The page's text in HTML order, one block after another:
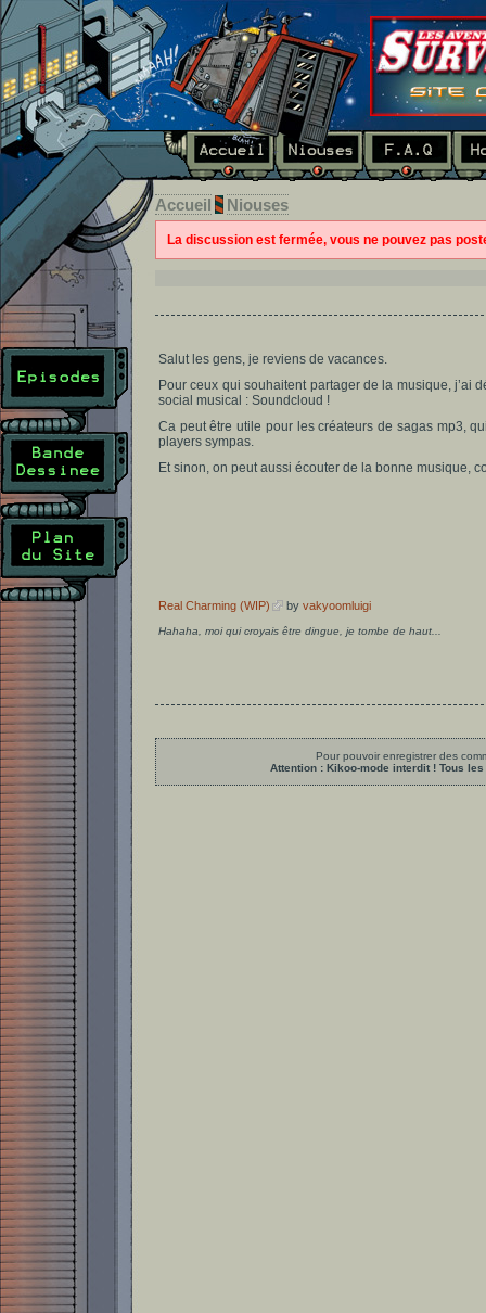
Accueil Niouses
La discussion est fermée, vous ne pouvez pas
Salut les gens, je reviens de vacances.
Pour ceux qui souhaitent partager de la musique, j’ai
social musical : Soundcloud !
Ca peut être utile pour les créateurs de sagas mp3,
players sympas.
Et sinon, on peut aussi écouter de la bonne musique,
Real Charming (WIP) by vakyoomluigi
Hahaha, moi qui croyais être dingue, je tombe de haut...
Pour pouvoir enregistrer des
Attention : Kikoo-mode interdit ! Tous